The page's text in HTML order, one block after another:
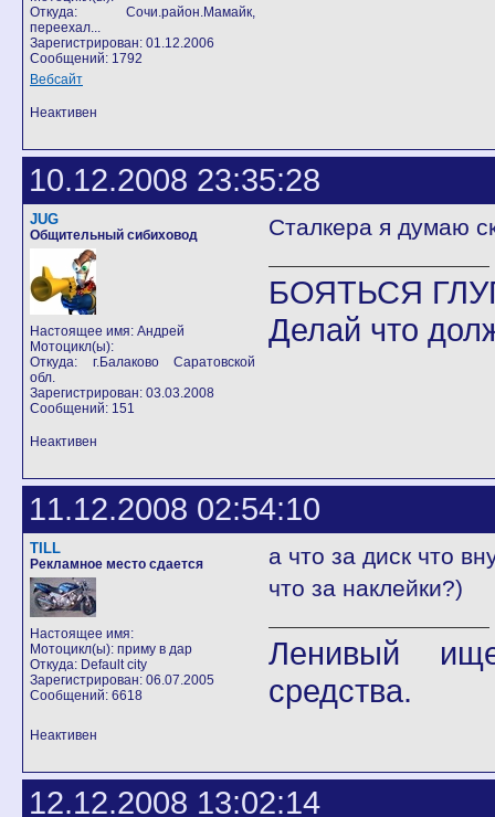
Откуда: Сочи.район.Мамайк,
переехал...
Зарегистрирован: 01.12.2006
Сообщений: 1792
Вебсайт
Неактивен
10.12.2008 23:35:28
JUG
Общительный сибиховод
Настоящее имя: Андрей
Мотоцикл(ы):
Откуда: г.Балаково Саратовской
обл.
Зарегистрирован: 03.03.2008
Сообщений: 151
Сталкера я думаю
БОЯТЬСЯ
Делай что
Неактивен
11.12.2008 02:54:10
TILL
Рекламное место сдается
Настоящее имя:
Мотоцикл(ы): приму в дар
Откуда: Default city
Зарегистрирован: 06.07.2005
Сообщений: 6618
а что за диск что
что за наклейки?)
Ленивый
средства.
Неактивен
12.12.2008 13:02:14